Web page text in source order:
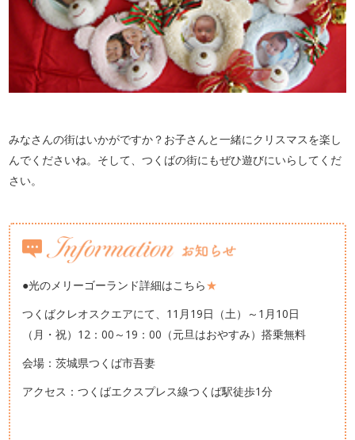
みなさんの街はいかがですか？お子さんと一緒にクリスマスを楽し
んでくださいね。そして、つくばの街にもぜひ遊びにいらしてくだ
さい。
●光のメリーゴーランド詳細はこちら★
つくばクレオスクエアにて、11月19日（土）～1月10日
（月・祝）12：00～19：00（元旦はおやすみ）搭乗無料
会場：茨城県つくば市吾妻
アクセス：つくばエクスプレス線つくば駅徒歩1分